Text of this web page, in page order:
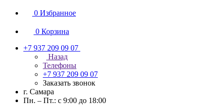
0 Избранное
0 Корзина
+7 937 209 09 07
Назад
Телефоны
+7 937 209 09 07
Заказать звонок
г. Самара
Пн. – Пт.: с 9:00 до 18:00